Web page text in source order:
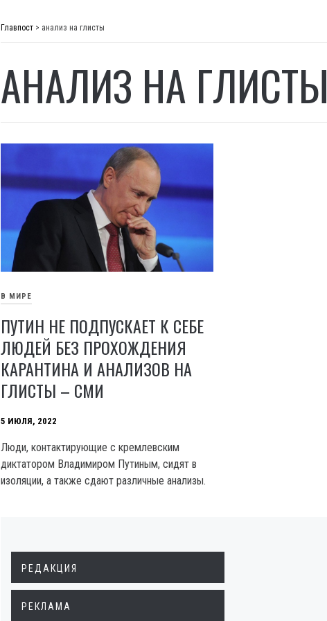
Главпост > анализ на глисты
АНАЛИЗ НА ГЛИСТЫ
В МИРЕ
ПУТИН НЕ ПОДПУСКАЕТ К СЕБЕ
ЛЮДЕЙ БЕЗ ПРОХОЖДЕНИЯ
КАРАНТИНА И АНАЛИЗОВ НА
ГЛИСТЫ – СМИ
5 ИЮЛЯ, 2022
Люди, контактирующие с кремлевским
диктатором Владимиром Путиным, сидят в
изоляции, а также сдают различные анализы.
РЕДАКЦИЯ
РЕКЛАМА